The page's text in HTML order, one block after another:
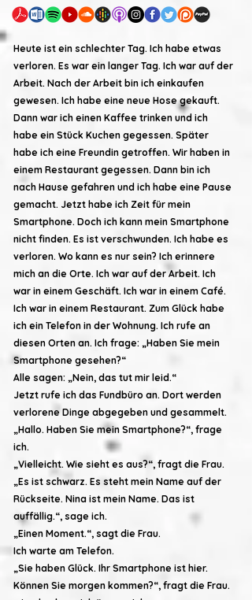
Heute ist ein schlechter Tag. Ich habe etwas
verloren. Es war ein langer Tag. Ich war auf der
Arbeit. Nach der Arbeit bin ich einkaufen
gewesen. Ich habe eine neue Hose gekauft.
Dann war ich einen Kaffee trinken und ich
habe ein Stück Kuchen gegessen. Später
habe ich eine Freundin getroffen. Wir haben in
einem Restaurant gegessen. Dann bin ich
nach Hause gefahren und ich habe eine Pause
gemacht. Jetzt habe ich Zeit für mein
Smartphone. Doch ich kann mein Smartphone
nicht finden. Es ist verschwunden. Ich habe es
verloren. Wo kann es nur sein? Ich erinnere
mich an die Orte. Ich war auf der Arbeit. Ich
war in einem Geschäft. Ich war in einem Café.
Ich war in einem Restaurant. Zum Glück habe
ich ein Telefon in der Wohnung. Ich rufe an
diesen Orten an. Ich frage: „Haben Sie mein
Smartphone gesehen?“
Alle sagen: „Nein, das tut mir leid.“
Jetzt rufe ich das Fundbüro an. Dort werden
verlorene Dinge abgegeben und gesammelt.
„Hallo. Haben Sie mein Smartphone?“, frage
ich.
„Vielleicht. Wie sieht es aus?“, fragt die Frau.
„Es ist schwarz. Es steht mein Name auf der
Rückseite. Nina ist mein Name. Das ist
auffällig.“, sage ich.
„Einen Moment.“, sagt die Frau.
Ich warte am Telefon.
„Sie haben Glück. Ihr Smartphone ist hier.
Können Sie morgen kommen?“, fragt die Frau.